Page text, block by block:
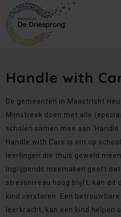
Handle with
De gemeenten in Maastricht
Mijnstreek doen met alle
scholen samen mee aan
Handle with Care is om op
leerlingen die thuis geweld
ingrijpends meemaken geeft
stressniveau hoog blijft, kan dit
kind verstoren. Een
leerkracht, kan een kind helpen